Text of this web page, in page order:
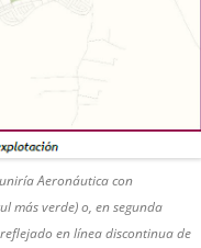
Aeronáutica con
más verde) o, en segunda
en línea discontinua de